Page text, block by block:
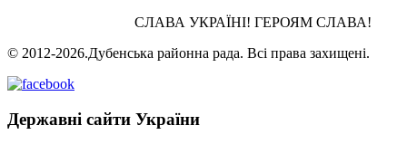
СЛАВА УКРАЇНІ! ГЕРОЯМ СЛАВА!
© 2012-2026.Дубенська районна рада. Всі права захищені.
Державні сайти України